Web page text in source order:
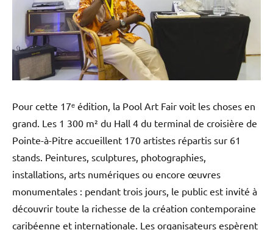
Pour cette 17ᵉ édition, la Pool Art Fair voit les choses en
grand. Les 1 300 m² du Hall 4 du terminal de croisière de
Pointe-à-Pitre accueillent 170 artistes répartis sur 61
stands. Peintures, sculptures, photographies,
installations, arts numériques ou encore œuvres
monumentales : pendant trois jours, le public est invité à
découvrir toute la richesse de la création contemporaine
caribéenne et internationale. Les organisateurs espèrent